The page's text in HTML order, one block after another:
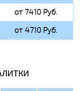
от 7410 Руб.
от 4710 Руб.